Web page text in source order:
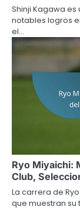
Shinji Kagawa
notables logros
el…
Ryo Miyaichi:
Club,
La carrera de
que muestran